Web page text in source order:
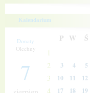
Kalendarium
Donaty
Olechny
7
P W Ś
1
2 3 4 5
3 10 11 12
4 17 18 19